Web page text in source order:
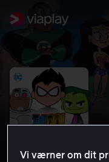
Vi værner om dit